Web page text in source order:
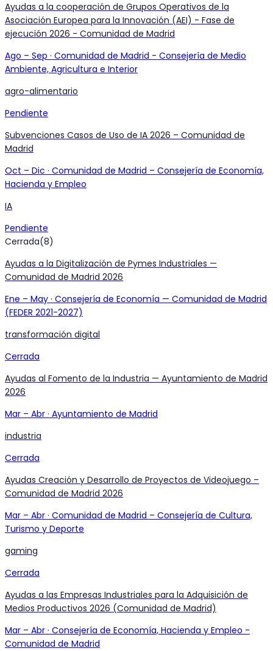
Ayudas a la cooperación de Grupos Operativos de la
Asociación Europea para la Innovación (AEI) - Fase de
ejecución 2026 - Comunidad de Madrid
Ago – Sep · Comunidad de Madrid - Consejería de Medio
Ambiente, Agricultura e Interior
agro-alimentario
Pendiente
Subvenciones Casos de Uso de IA 2026 – Comunidad de
Madrid
Oct – Dic · Comunidad de Madrid – Consejería de Economía,
Hacienda y Empleo
IA
Pendiente
Cerrada(8)
Ayudas a la Digitalización de Pymes Industriales —
Comunidad de Madrid 2026
Ene – May · Consejería de Economía — Comunidad de Madrid
(FEDER 2021-2027)
transformación digital
Cerrada
Ayudas al Fomento de la Industria — Ayuntamiento de Madrid
2026
Mar – Abr · Ayuntamiento de Madrid
industria
Cerrada
Ayudas Creación y Desarrollo de Proyectos de Videojuego –
Comunidad de Madrid 2026
Mar – Abr · Comunidad de Madrid – Consejería de Cultura,
Turismo y Deporte
gaming
Cerrada
Ayudas a las Empresas Industriales para la Adquisición de
Medios Productivos 2026 (Comunidad de Madrid)
Mar – Abr · Consejería de Economía, Hacienda y Empleo -
Comunidad de Madrid